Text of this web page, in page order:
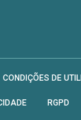
CONDIÇÕES DE
RGPD